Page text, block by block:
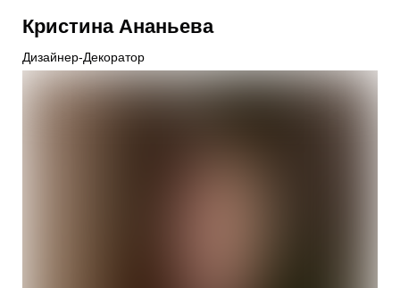
Кристина Ананьева
Дизайнер-Декоратор